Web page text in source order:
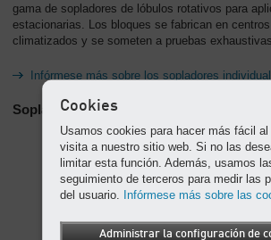
gama de sopladores de lóbulos rotativos para
estacionarias. Los bloques se fabrican en
climatizados y se someten a pruebas
Infórmese más sobre los sopladores
Sopladores integrados
Cookies
Usamos cookies para hacer más fácil
visita a nuestro sitio web. Si no las
limitar esta función. Además, usamos
seguimiento de terceros para medir las
del usuario. Infórmese más sobre las
Administrar la configuración de